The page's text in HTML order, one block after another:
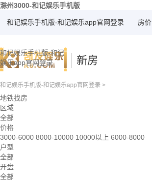
滁州3000-和记娱乐手机版
和记娱乐手机版-和记娱乐app官网登录 房价
和记娱乐手机版-和记
娱乐app官网登录
新房
和记娱乐手机版-和记娱乐app官网登录 >
地铁找房
区域
全部
价格
3000-6000 8000-10000 10000以上 6000-8000
户型
全部
开盘
全部